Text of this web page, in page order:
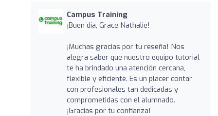
Campus Training
¡Buen día, Grace Nathalie!
¡Muchas gracias por tu reseña! Nos
alegra saber que nuestro equipo tutorial
te ha brindado una atención cercana,
flexible y eficiente. Es un placer contar
con profesionales tan dedicadas y
comprometidas con el alumnado.
¡Gracias por tu confianza!